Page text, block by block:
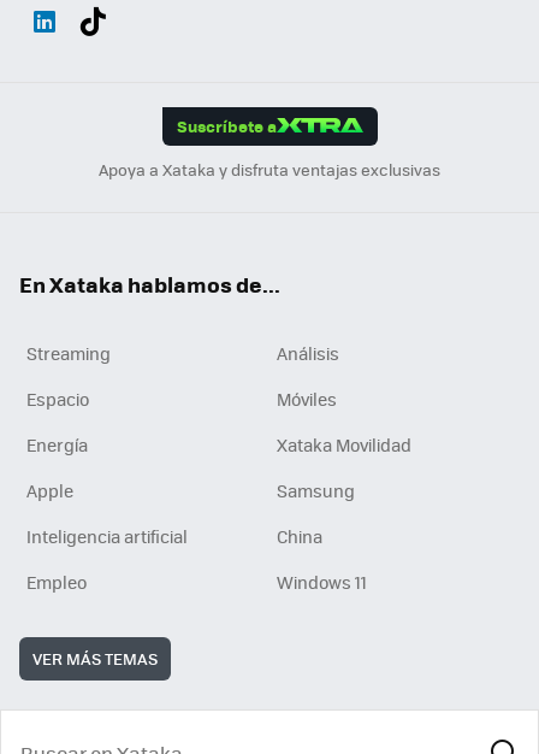
Suscríbete a
Apoya a Xataka y disfruta ventajas exclusivas
En Xataka hablamos de...
Streaming
Análisis
Espacio
Móviles
Energía
Xataka Movilidad
Apple
Samsung
Inteligencia artificial
China
Empleo
Windows 11
VER MÁS TEMAS